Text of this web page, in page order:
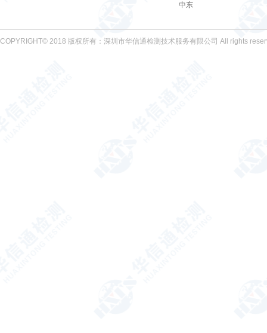
中东
COPYRIGHT© 2018 版权所有：深圳市华信通检测技术服务有限公司 All rights